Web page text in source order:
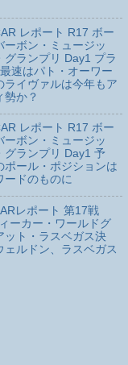
レポート R17 ボー
ーボン・ミュージッ
グランプリ Day1 プラ
速はパト・オーワー
イヴァルは今年もア
勢か？
レポート R17 ボー
ーボン・ミュージッ
グランプリ Day1 予
ポール・ポジションは
ードのものに
レポート 第17戦
ーカー・ワールドグ
ット・ラスベガス決
ェルドン、ラスベガス